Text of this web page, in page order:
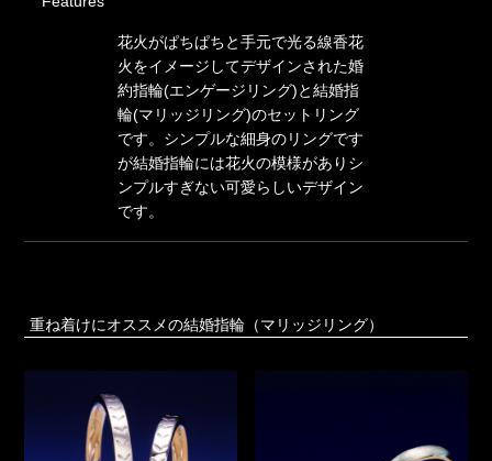
花火がぱちぱちと手元で光る線香花
火をイメージしてデザインされた婚
約指輪(エンゲージリング)と結婚指
輪(マリッジリング)のセットリング
です。シンプルな細身のリングです
が結婚指輪には花火の模様がありシ
ンプルすぎない可愛らしいデザイン
です。
重ね着けにオススメの結婚指輪（マリッジリング）